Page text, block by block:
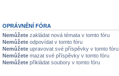
OPRÁVNĚNÍ FÓRA
Nemůžete zakládat nová témata v tomto fóru
Nemůžete odpovídat v tomto fóru
Nemůžete upravovat své příspěvky v tomto fóru
Nemůžete mazat své příspěvky v tomto fóru
Nemůžete přikládat soubory v tomto fóru